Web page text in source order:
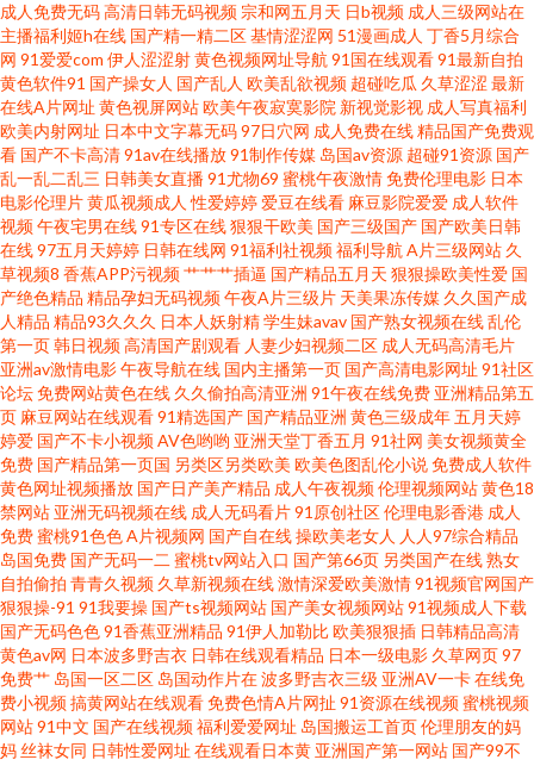
韩啪啪啪在线 91欧美大片 国产黄在线 日本乱码 91极品视觉 东方AV亚洲无码
欧美日韩国产变态 91露脸黑丝 国产第91页 午夜天堂精品久 91午夜剧场 黑丝
露胸抖胸美女 先锋av成人电影 91视频3p 黑丝美女av91 婷婷五月深深爱 91三
级片免费男同 麻豆免费毛片 91操碰免费视频t 豆花黑料看片跳转 日韩理论 91
免费网站在线观看大全 国产性爱AV 日韩一二三五区 91国产丝袜射精 超碰97
久青在线 五月花成人网 91娱乐综合 蜜桃成人AV 91nc在线观看 97在线资源
站 欧美123 尤物爽爽片 99视频精品 久久国精 亚洲狼友 av高清免费观看 另类
一区二区综合网 久久免费精品视频图片 1024视频国产 白虎白丝逼 男人的天
堂网色 自拍超碰在线99 成人小网站 色色精品影院 91唐伯虎国产在线 精品按
摩 午夜寂寞人妻系列 91网站男男 激情五月天婷婷文学 天堂男人精品 91色情
蜜桃茄子 密挑伊人AV 最新亚洲分区电影更新 东京热福利电影在线 婷婷社区
成人 91色摸 第一av福利 91色在色蝌蚪 精品视频在线观看7 先锋av成人电影
爱爱影院成人l 青青草综合有 91看片网站 国产午夜日韩轮 少妇无码一区日韩
成人免费无码高清日韩无码视频 宗和网五月天 日b视频 成人三级网站在
主播福利姬h在线 国产精一精二区基情涩涩网 51漫画成人 丁香5月综合
网 91爱爱com 伊人涩涩射黄色视频网址导航 91国在线观看91最新自拍
黄色软件91 国产操女人 国产乱人 欧美乱欲视频 超碰吃瓜 久草涩涩 最新
在线A片网址 黄色视屏网站欧美午夜寂寞影院 新视觉影视 成人写真福利
欧美内射网址 日本中文字幕无码97日穴网 成人免费在线精品国产免费观
看 国产不卡高清91av在线播放91制作传媒 岛国av资源 超碰91资源 国产
乱一乱二乱三 日韩美女直播91尤物69 蜜桃午夜激情免费伦理电影 日本
电影伦理片黄瓜视频成人 性爱婷婷爱豆在线看 麻豆影院爱爱 成人软件
视频午夜宅男在线91专区在线狠狠干欧美 国产三级国产 国产欧美日韩
在线97五月天婷婷 日韩在线网 91福利社视频福利导航 A片三级网站 久
草视频8 香蕉APP污视频艹艹艹插逼 国产精品五月天 狠狠操欧美性爱 国
产绝色精品 精品孕妇无码视频午夜A片三级片 天美果冻传媒 久久国产成
人精品 精品93久久久 日本人妖射精学生妹avav 国产熟女视频在线乱伦
第一页韩日视频高清国产剧观看 人妻少妇视频二区 成人无码高清毛片
亚洲av激情电影午夜导航在线 国内主播第一页 国产高清电影网址 91社区
论坛免费网站黄色在线 久久偷拍高清亚洲 91午夜在线免费 亚洲精品第五
页 麻豆网站在线观看91精选国产 国产精品亚洲 黄色三级成年五月天婷
婷爱 国产不卡小视频AV色哟哟 亚洲天堂丁香五月 91社网 美女视频黄全
免费 国产精品第一页国 另类区另类欧美 欧美色图乱伦小说免费成人软件
黄色网址视频播放 国产日产美产精品 成人午夜视频伦理视频网站黄色18
禁网站 亚洲无码视频在线 成人无码看片91原创社区伦理电影香港 成人
免费蜜桃91色色A片视频网 国产自在线操欧美老女人 人人97综合精品
岛国免费 国产无码一二 蜜桃tv网站入口 国产第66页 另类国产在线熟女
自拍偷拍 青青久视频 久草新视频在线激情深爱欧美激情91视频官网国产
狠狠操-91 91我要操 国产ts视频网站 国产美女视频网站91视频成人下载
国产无码色色91香蕉亚洲精品 91伊人加勒比欧美狠狠插 日韩精品高清
黄色av网 日本波多野吉衣 日韩在线观看精品 日本一级电影 久草网页97
免费艹 岛国一区二区 岛国动作片在波多野吉衣三级 亚洲AV一卡在线免
费小视频搞黄网站在线观看免费色情A片网扯 91资源在线视频蜜桃视频
网站91中文 国产在线视频福利爱爱网址 岛国搬运工首页伦理朋友的妈
妈丝袜女同 日韩性爱网址 在线观看日本黄 亚洲国产第一网站 国产99不